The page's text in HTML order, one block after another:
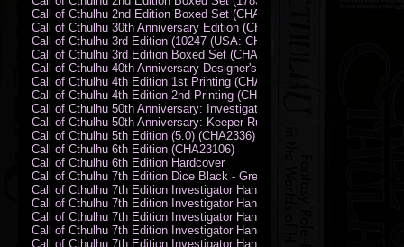
Call of Cthulhu 2nd Edition Boxed Set (CHA2301-X)
Call of Cthulhu 30th Anniversary Edition (CHA23126)
Call of Cthulhu 3rd Edition (10247 (USA: CHA2317-H))
Call of Cthulhu 3rd Edition Boxed Set (CHA2301-X)
Call of Cthulhu 40th Anniversary Designer's Edition 2009-DX
Call of Cthulhu 4th Edition 1st Printing (CHA2324)
Call of Cthulhu 4th Edition 2nd Printing (CHA2324)
Call of Cthulhu 50th Anniversary: Investigator Handbook (PDF)
Call of Cthulhu 50th Anniversary: Keeper Rulebook (PDF)
Call of Cthulhu 5th Edition (5.0) (CHA2336)
Call of Cthulhu 6th Edition (CHA23106)
Call of Cthulhu 6th Edition Hardcover
Call of Cthulhu 7th Edition Dice Black - Green
Call of Cthulhu 7th Edition Investigator Handbook (PDF)
Call of Cthulhu 7th Edition Investigator Handbook Backer Proof (PDF)
Call of Cthulhu 7th Edition Investigator Handbook Hardcover
Call of Cthulhu 7th Edition Investigator Handbook Leatherette
Call of Cthulhu 7th Edition Investigator Handbook Softcover